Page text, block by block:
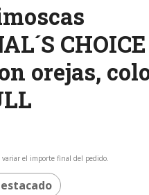
CHOICE
orejas,
variar el importe final del pedido.